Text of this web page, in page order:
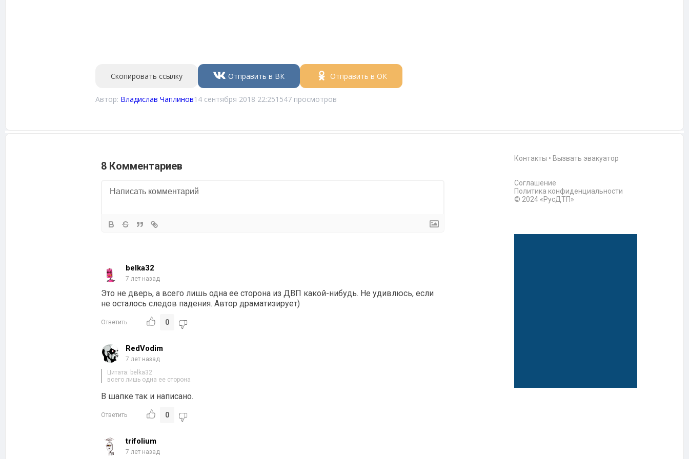
Скопировать ссылку Отправить в ВК Отправить в ОК
Автор: Владислав Чаплинов14 сентября 2018 22:251547 просмотров
8 Комментариев
belka32
7 лет назад
Это не дверь, а всего лишь одна ее сторона из ДВП какой-нибудь. Не удивлюсь, если
не осталось следов падения. Автор драматизирует)
Ответить 0
RedVodim
7 лет назад
Цитата: belka32
всего лишь одна ее сторона
В шапке так и написано.
Ответить 0
trifolium
7 лет назад
Контакты • Вызвать эвакуатор
Соглашение
Политика конфиденциальности
© 2024 «РусДТП»